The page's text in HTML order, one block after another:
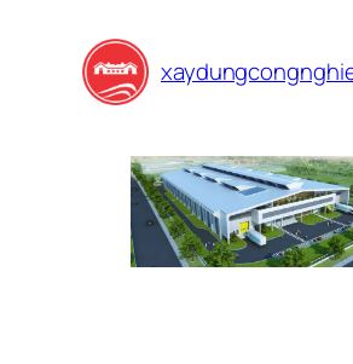
content